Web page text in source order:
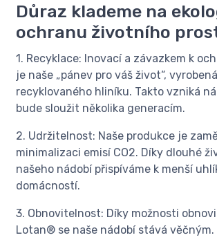
Důraz klademe na
ochranu životního
1. Recyklace: Inovací a závazkem k
je naše „pánev pro váš život“,
recyklovaného hliníku. Takto vzniká
bude sloužit několika generacím.
2. Udržitelnost: Naše produkce je
minimalizaci emisí CO2. Díky dlouhé
našeho nádobí přispíváme k menší
domácností.
3. Obnovitelnost: Díky možnosti
Lotan® se naše nádobí stává